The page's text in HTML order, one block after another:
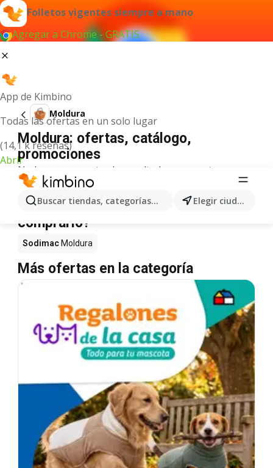
Folletos vigentes siempre a mano
Agregar a Chrome - GRATIS
App de Kimbino
Todas las ofertas en un solo lugar
(14,1 k reseñas)
Abrir
Buscar tiendas, categorías, productos... Elegir ciudad
Moldura
Moldura: ofertas, catálogo,
promociones
No hemos encontrado resultados para este
término.
Moldura en oferta - ¿Dónde
comprarlo?
Sodimac Moldura
Más ofertas en la categoría